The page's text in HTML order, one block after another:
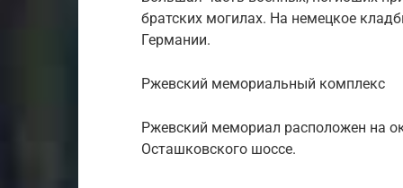
братских могилах. На немецкое
Германии.
Ржевский мемориальный комплекс
Ржевский мемориал расположен на
Осташковского шоссе.